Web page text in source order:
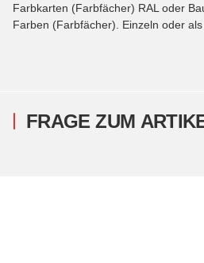
Farbkarten (Farbfächer) RAL oder
Farben (Farbfächer). Einzeln oder als
FRAGE ZUM